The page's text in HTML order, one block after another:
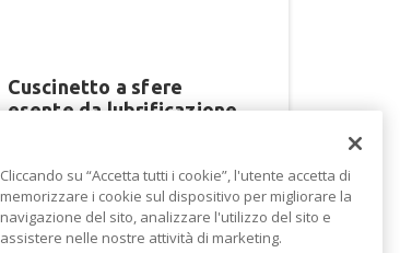
Cuscinetto a sfere
esente da lubrificazione
Perché la lavorazione
lamiera cambia modello
Cliccando su “Accetta tutti i cookie”, l'utente accetta di
memorizzare i cookie sul dispositivo per migliorare la
navigazione del sito, analizzare l'utilizzo del sito e
assistere nelle nostre attività di marketing.